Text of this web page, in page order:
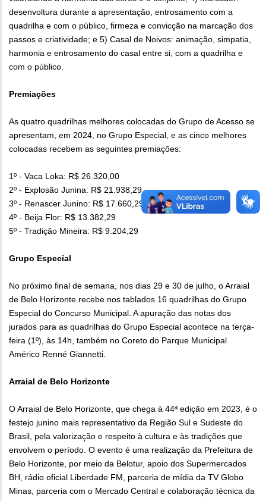
desenvoltura durante a apresentação, entrosamento com a
quadrilha e com o público, firmeza e convicção na marcação dos
passos e criatividade; e 5) Casal de Noivos: animação, simpatia,
harmonia e entrosamento do casal entre si, com a quadrilha e
com o público.
Premiações
As quatro quadrilhas melhores colocadas do Grupo de Acesso se
apresentam, em 2024, no Grupo Especial, e as cinco melhores
colocadas recebem as seguintes premiações:
1º - Vaca Loka: R$ 26.320,00
2º - Explosão Junina: R$ 21.938,29
3º - Renascer Junino: R$ 17.660,29
4º - Beija Flor: R$ 13.382,29
5º - Tradição Mineira: R$ 9.204,29
Grupo Especial
No próximo final de semana, nos dias 29 e 30 de julho, o Arraial
de Belo Horizonte recebe nos tablados 16 quadrilhas do Grupo
Especial do Concurso Municipal. A apuração das notas dos
jurados para as quadrilhas do Grupo Especial acontece na terça-
feira (1º), às 14h, também no Coreto do Parque Municipal
Américo Renné Giannetti.
Arraial de Belo Horizonte
O Arraial de Belo Horizonte, que chega à 44ª edição em 2023, é o
festejo junino mais representativo da Região Sul e Sudeste do
Brasil, pela valorização e respeito à cultura e às tradições que
envolvem o período. O evento é uma realização da Prefeitura de
Belo Horizonte, por meio da Belotur, apoio dos Supermercados
BH, rádio oficial Liberdade FM, parceria de mídia da TV Globo
Minas, parceria com o Mercado Central e colaboração técnica da